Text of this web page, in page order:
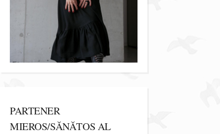
PARTENER
MIEROS/SĂNĂTOS AL